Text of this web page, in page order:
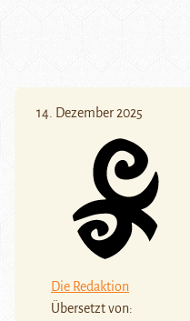
14. Dezember 2025
Die Redaktion
Übersetzt von: